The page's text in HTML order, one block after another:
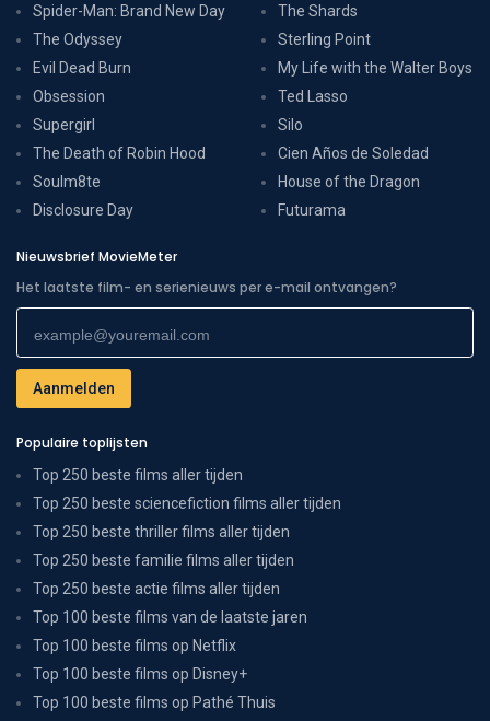
Spider-Man: Brand New Day
The Odyssey
Evil Dead Burn
Obsession
Supergirl
The Death of Robin Hood
Soulm8te
Disclosure Day
The Shards
Sterling Point
My Life with the Walter Boys
Ted Lasso
Silo
Cien Años de Soledad
House of the Dragon
Futurama
Nieuwsbrief MovieMeter
Het laatste film- en serienieuws per e-mail ontvangen?
Populaire toplijsten
Top 250 beste films aller tijden
Top 250 beste sciencefiction films aller tijden
Top 250 beste thriller films aller tijden
Top 250 beste familie films aller tijden
Top 250 beste actie films aller tijden
Top 100 beste films van de laatste jaren
Top 100 beste films op Netflix
Top 100 beste films op Disney+
Top 100 beste films op Pathé Thuis